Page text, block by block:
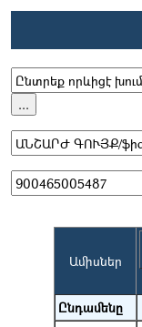
Ամիսներ
Ընդամենը